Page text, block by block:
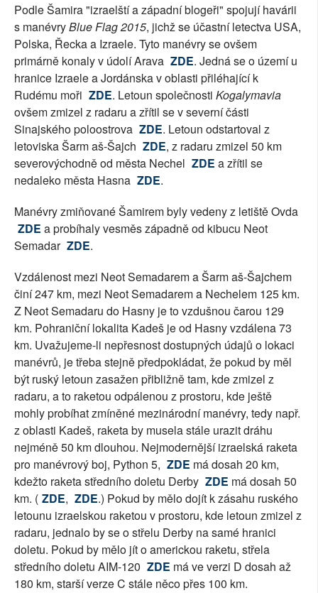
Podle Šamira "izraelští a západní blogeři" spojují havárii
s manévryBlue Flag 2015, jichž se účastní letectva USA,
Polska, Řecka a Izraele. Tyto manévry se ovšem
primárně konaly v údolí Arava ZDE. Jedná se o území u
hranice Izraele a Jordánska v oblasti přiléhající k
Rudému moři ZDE. Letoun společnosti Kogalymavia
ovšem zmizel z radaru a zřítil se v severní části
Sinajského poloostrova ZDE. Letoun odstartoval z
letoviska Šarm aš-Šajch ZDE, z radaru zmizel 50 km
severovýchodně od města Nechel ZDE a zřítil se
nedaleko města Hasna ZDE.
Manévry zmiňované Šamirem byly vedeny z letiště Ovda
ZDE a probíhaly vesměs západně od kibucu Neot
Semadar ZDE.
Vzdálenost mezi Neot Semadarem a Šarm aš-Šajchem
činí 247 km, mezi Neot Semadarem a Nechelem 125 km.
Z Neot Semadaru do Hasny je to vzdušnou čarou 129
km. Pohraniční lokalita Kadeš je od Hasny vzdálena 73
km. Uvažujeme-li nepřesnost dostupných údajů o lokaci
manévrů, je třeba stejně předpokládat, že pokud by měl
být ruský letoun zasažen přibližně tam, kde zmizel z
radaru, a to raketou odpálenou z prostoru, kde ještě
mohly probíhat zmíněné mezinárodní manévry, tedy např.
z oblasti Kadeš, raketa by musela stále urazit dráhu
nejméně 50 km dlouhou. Nejmodernější izraelská raketa
pro manévrový boj, Python 5, ZDE má dosah 20 km,
kdežto raketa středního doletu Derby ZDE má dosah 50
km. ( ZDE, ZDE.) Pokud by mělo dojít k zásahu ruského
letounu izraelskou raketou v prostoru, kde letoun zmizel z
radaru, jednalo by se o střelu Derby na samé hranici
doletu. Pokud by mělo jít o americkou raketu, střela
středního doletu AIM-120 ZDE má ve verzi D dosah až
180 km, starší verze C stále něco přes 100 km.